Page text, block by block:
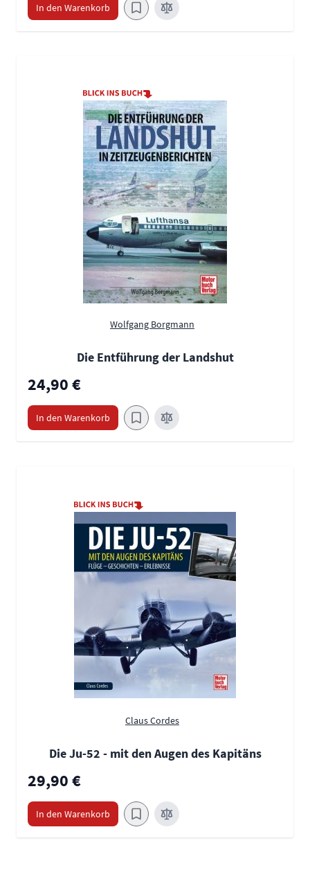
In den Warenkorb
Wolfgang Borgmann
Die Entführung der Landshut
24,90 €
In den Warenkorb
Claus Cordes
Die Ju-52 - mit den Augen des Kapitäns
29,90 €
In den Warenkorb